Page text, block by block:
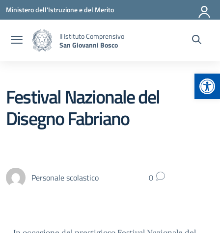
Vai ai contenuti
Vai al menu di navigazione
Vai al footer
Ministero dell'Istruzione e del Merito
II Istituto Comprensivo
San Giovanni Bosco
Festival Nazionale del
Disegno Fabriano
Personale scolastico 0